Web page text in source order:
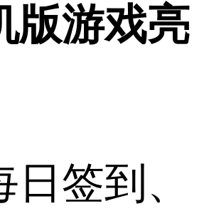
版游戏亮
签到、